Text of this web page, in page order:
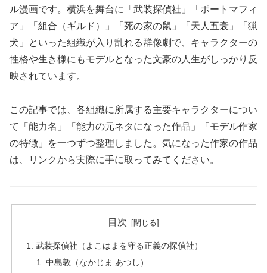
ル漫画です。横浜を舞台に「武装探偵社」「ポートマフィ
ア」「組合（ギルド）」「死の家の鼠」「天人五衰」「猟
犬」といった組織が入り乱れる群像劇で、キャラクターの
性格や生き様にもモデルとなった文豪の人生がしっかり反
映されています。
この記事では、各組織に所属する主要キャラクターについ
て「能力名」「能力の元ネタになった作品」「モデル作家
の特徴」を一つずつ整理しました。気になった作家の作品
は、リンクから実際に手に取ってみてください。
目次
武装探偵社（よこはまを守る正義の探偵社）
中島敦（なかじま あつし）